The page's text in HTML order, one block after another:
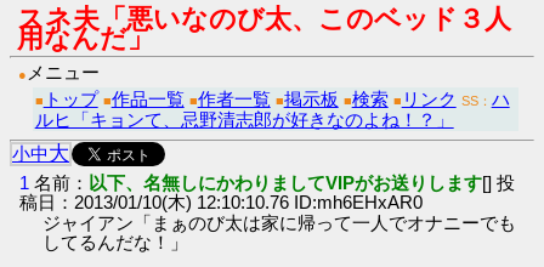
スネ夫「悪いなのび太、このベッド３人
用なんだ」
● メニュー
■ トップ ■作品一覧 ■作者一覧 ■掲示板 ■検索 ■ リンク SS： ハ
ルヒ「キョンて、忌野清志郎が好きなのよね！？」
小中大
1 名前： 以下、名無しにかわりましてVIPがお送りします[] 投
稿日：2013/01/10(木) 12:10:10.76 ID:mh6EHxAR0
ジャイアン「まぁのび太は家に帰って一人でオナニーでも
してるんだな！」